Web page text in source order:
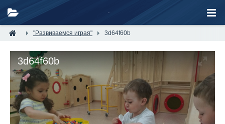
"Развиваемся играя" 3d64f60b
3d64f60b